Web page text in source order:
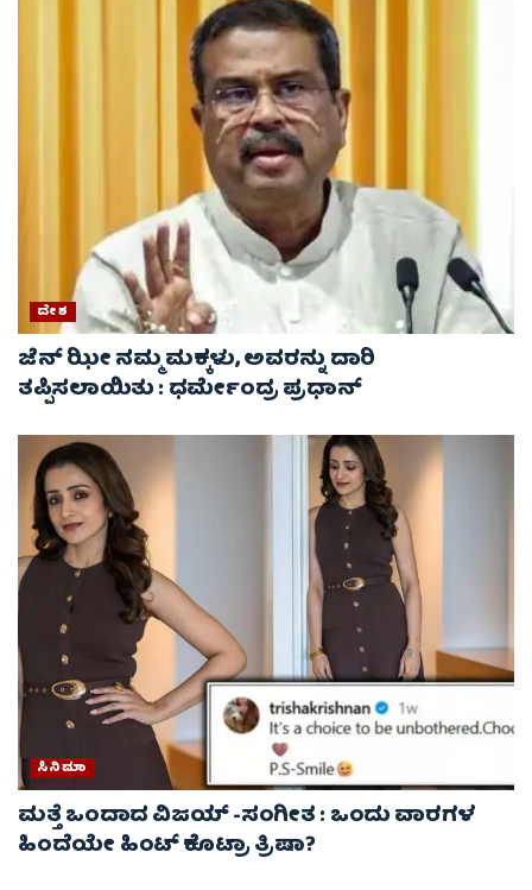
ದೇಶ
ಜೆನ್ ಝೀ ನಮ್ಮ ಮಕ್ಕಳು, ಅವರನ್ನು ದಾರಿ
ತಪ್ಪಿಸಲಾಯಿತು : ಧರ್ಮೇಂದ್ರ ಪ್ರಧಾನ್
ಸಿನಿಮಾ
ಮತ್ತೆ ಒಂದಾದ ವಿಜಯ್ -ಸಂಗೀತ : ಒಂದು ವಾರಗಳ
ಹಿಂದೆಯೇ ಹಿಂಟ್ ಕೊಟ್ರಾ ತ್ರಿಷಾ?